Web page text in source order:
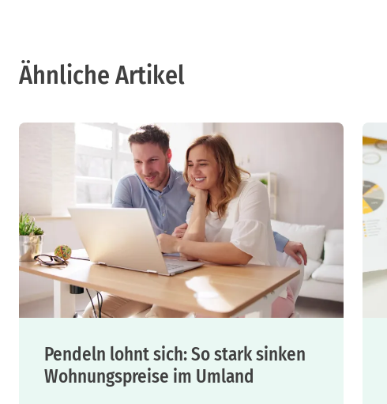
Ähnliche Artikel
Pendeln lohnt sich: So stark sinken
Wohnungspreise im Umland